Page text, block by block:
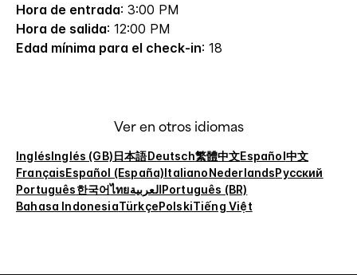
Hora de entrada: 3:00 PM
Hora de salida: 12:00 PM
Edad mínima para el check-in: 18
Ver en otros idiomas
InglésInglés (GB)日本語Deutsch繁體中文Español中文
FrançaisEspañol (España)ItalianoNederlandsРусский
Português한국어ไทยالعربيةPortuguês (BR)
Bahasa IndonesiaTürkçePolskiTiếng Việt